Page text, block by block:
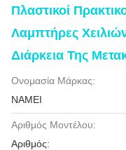
Πλαστικοί
Λαμπτήρες
Διάρκεια Της
Ονομασία Μάρκας:
NAMEI
Αριθμός Μοντέλου:
Αριθμός: